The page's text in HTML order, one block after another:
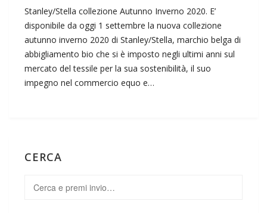
Stanley/Stella collezione Autunno Inverno 2020. E’
disponibile da oggi 1 settembre la nuova collezione
autunno inverno 2020 di Stanley/Stella, marchio belga di
abbigliamento bio che si è imposto negli ultimi anni sul
mercato del tessile per la sua sostenibilità, il suo
impegno nel commercio equo e…
CERCA